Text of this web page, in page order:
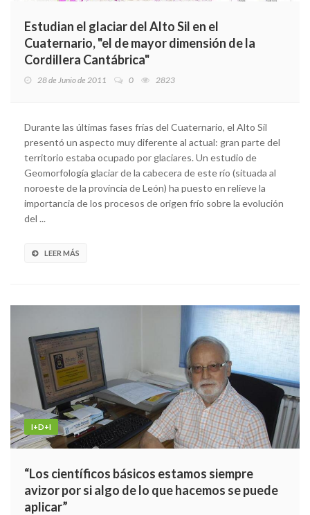
Estudian el glaciar del Alto Sil en el
Cuaternario, "el de mayor dimensión de la
Cordillera Cantábrica"
28 de Junio de 2011 0 2823
Durante las últimas fases frías del Cuaternario, el Alto Sil
presentó un aspecto muy diferente al actual: gran parte del
territorio estaba ocupado por glaciares. Un estudio de
Geomorfología glaciar de la cabecera de este río (situada al
noroeste de la provincia de León) ha puesto en relieve la
importancia de los procesos de origen frío sobre la evolución
del ...
LEER MÁS
I+D+I
“Los científicos básicos estamos siempre
avizor por si algo de lo que hacemos se puede
aplicar”